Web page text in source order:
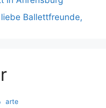
Ballettfreunde,
arte